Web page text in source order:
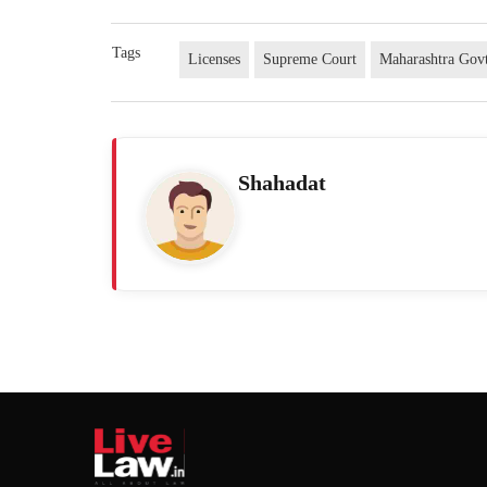
Tags Licenses Supreme Court Maharashtra
Shahadat